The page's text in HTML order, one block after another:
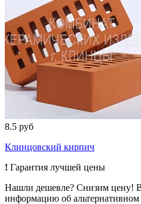
8.5 руб
Клинцовский кирпич
! Гарантия лучшей цены
Нашли дешевле? Снизим цену!
информацию об